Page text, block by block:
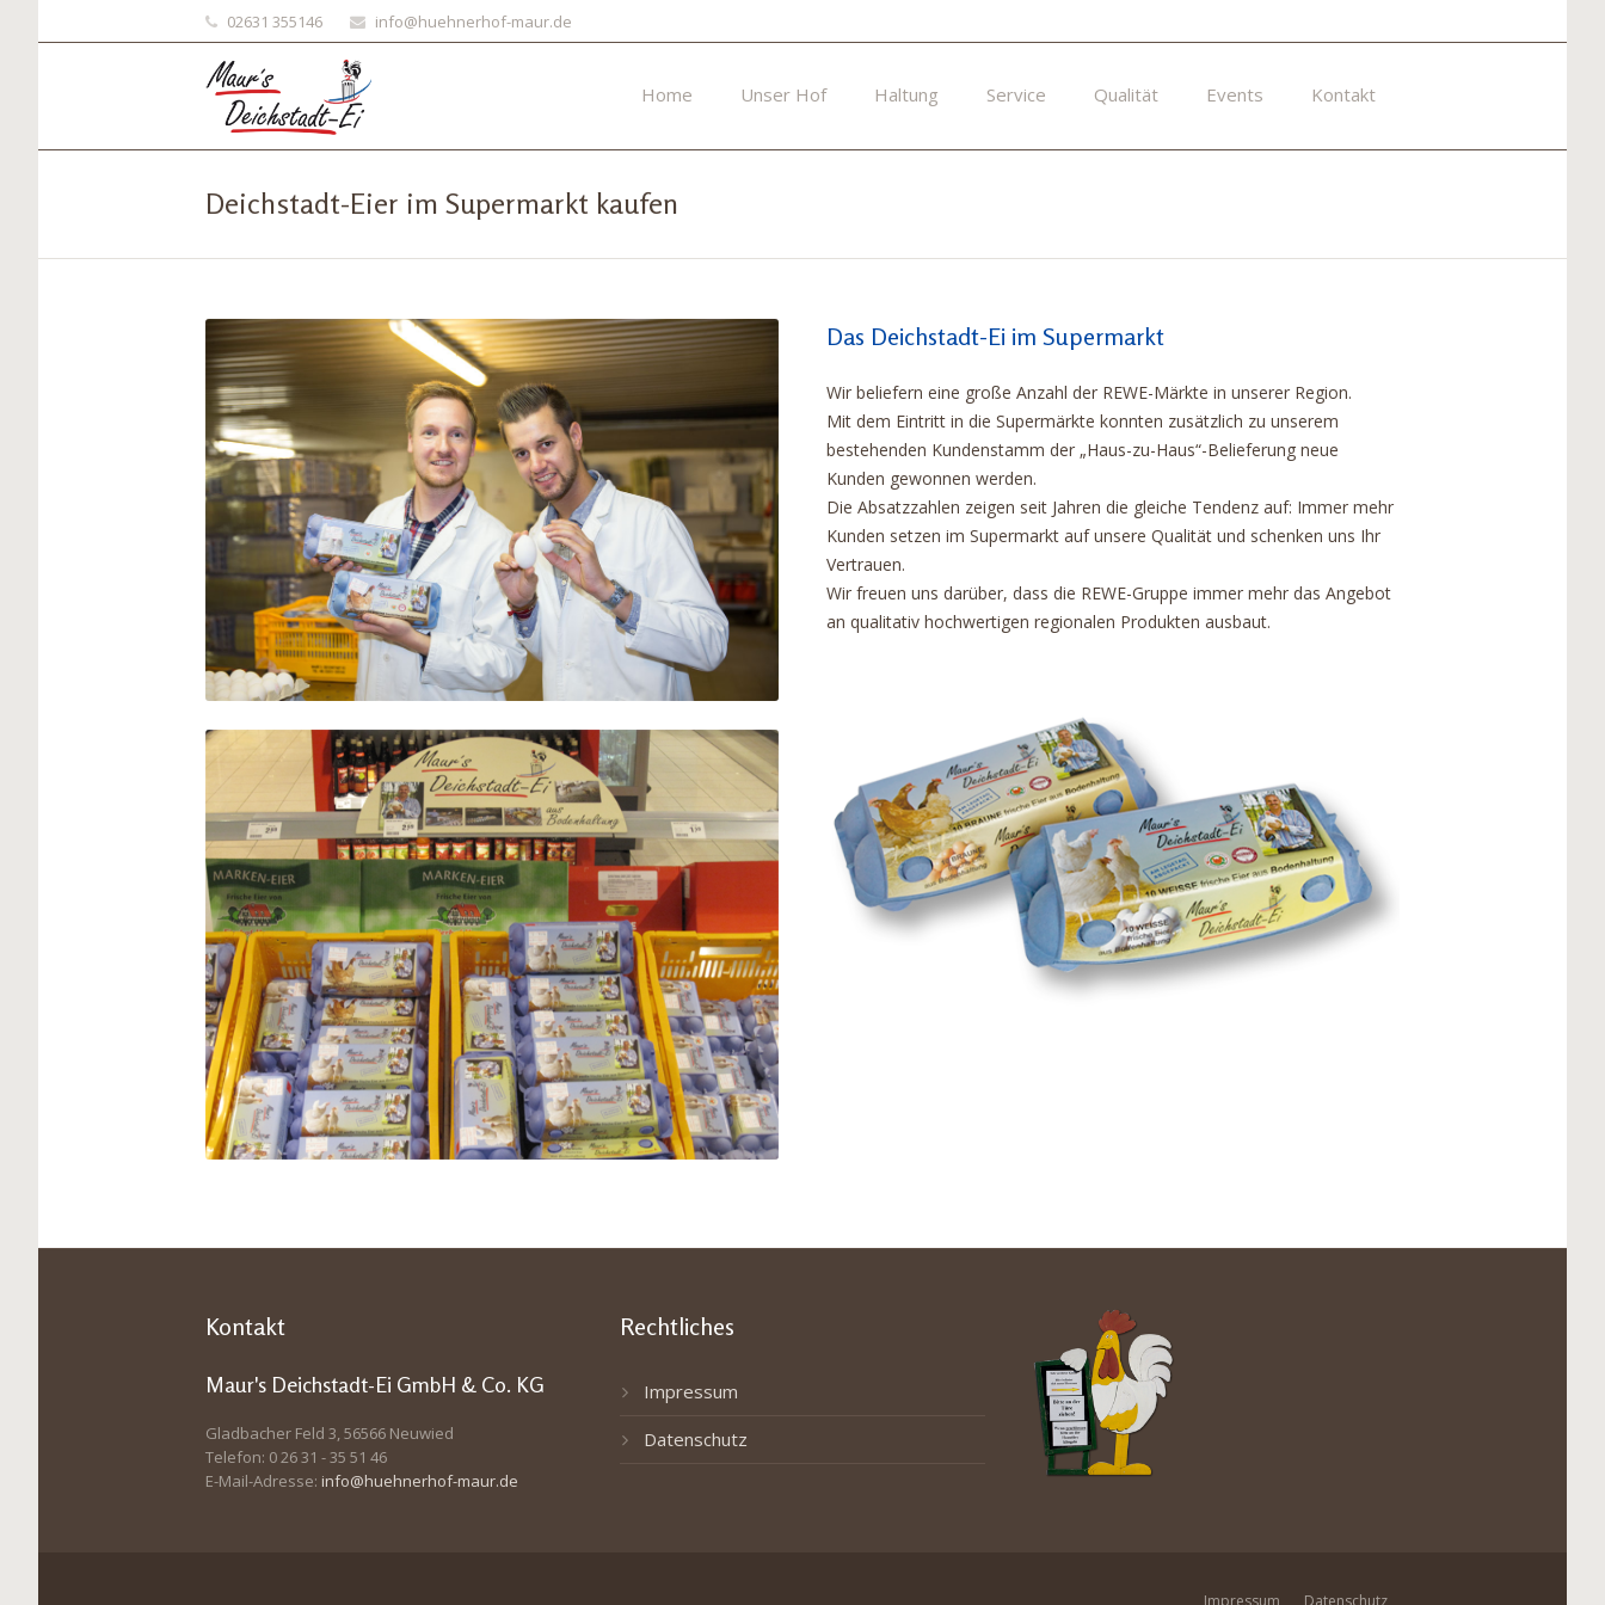
02631 355146 info@huehnerhof-maur.de
Home Unser Hof Haltung Service Qualität Events Kontakt
Deichstadt-Eier im Supermarkt kaufen
Das Deichstadt-Ei im Supermarkt
Wir beliefern eine große Anzahl der REWE-Märkte in unserer Region.
Mit dem Eintritt in die Supermärkte konnten zusätzlich zu unserem
bestehenden Kundenstamm der „Haus-zu-Haus“-Belieferung neue
Kunden gewonnen werden.
Die Absatzzahlen zeigen seit Jahren die gleiche Tendenz auf: Immer mehr
Kunden setzen im Supermarkt auf unsere Qualität und schenken uns Ihr
Vertrauen.
Wir freuen uns darüber, dass die REWE-Gruppe immer mehr das Angebot
an qualitativ hochwertigen regionalen Produkten ausbaut.
Kontakt
Maur's Deichstadt-Ei GmbH & Co. KG
Gladbacher Feld 3, 56566 Neuwied
Telefon: 0 26 31 - 35 51 46
E-Mail-Adresse: info@huehnerhof-maur.de
Rechtliches
Impressum
Datenschutz